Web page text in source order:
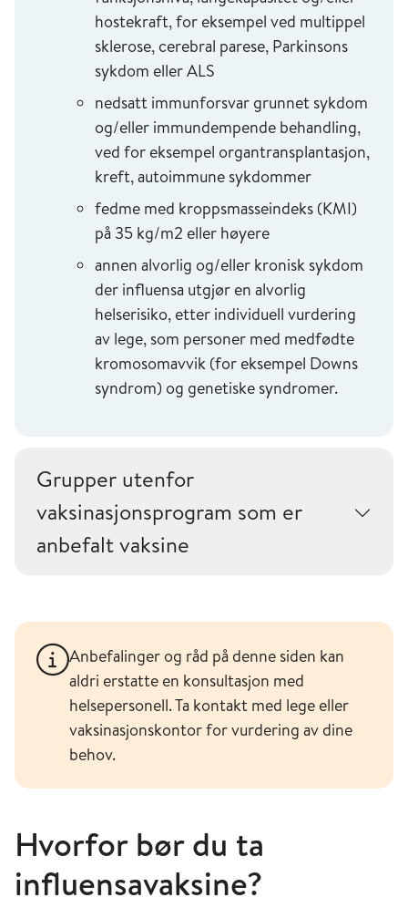
hostekraft, for eksempel ved multippel
sklerose, cerebral parese, Parkinsons
sykdom eller ALS
nedsatt immunforsvar grunnet sykdom
og/eller immundempende behandling,
ved for eksempel organtransplantasjon,
kreft, autoimmune sykdommer
fedme med kroppsmasseindeks (KMI)
på 35 kg/m2 eller høyere
annen alvorlig og/eller kronisk sykdom
der influensa utgjør en alvorlig
helserisiko, etter individuell vurdering
av lege, som personer med medfødte
kromosomavvik (for eksempel Downs
syndrom) og genetiske syndromer.
Grupper utenfor
vaksinasjonsprogram som er
anbefalt vaksine
Anbefalinger og råd på denne siden kan
aldri erstatte en konsultasjon med
helsepersonell. Ta kontakt med lege eller
vaksinasjonskontor for vurdering av dine
behov.
Hvorfor bør du ta
influensavaksine?